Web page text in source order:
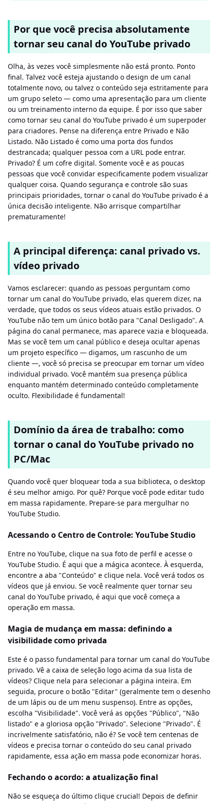
Por que você precisa absolutamente
tornar seu canal do YouTube privado
Olha, às vezes você simplesmente não está pronto. Ponto
final. Talvez você esteja ajustando o design de um canal
totalmente novo, ou talvez o conteúdo seja estritamente para
um grupo seleto — como uma apresentação para um cliente
ou um treinamento interno da equipe. É por isso que saber
como tornar seu canal do YouTube privado é um superpoder
para criadores. Pense na diferença entre Privado e Não
Listado. Não Listado é como uma porta dos fundos
destrancada; qualquer pessoa com a URL pode entrar.
Privado? É um cofre digital. Somente você e as poucas
pessoas que você convidar especificamente podem visualizar
qualquer coisa. Quando segurança e controle são suas
principais prioridades, tornar o canal do YouTube privado é a
única decisão inteligente. Não arrisque compartilhar
prematuramente!
A principal diferença: canal privado vs.
vídeo privado
Vamos esclarecer: quando as pessoas perguntam como
tornar um canal do YouTube privado, elas querem dizer, na
verdade, que todos os seus vídeos atuais estão privados. O
YouTube não tem um único botão para "Canal Desligado". A
página do canal permanece, mas aparece vazia e bloqueada.
Mas se você tem um canal público e deseja ocultar apenas
um projeto específico — digamos, um rascunho de um
cliente —, você só precisa se preocupar em tornar um vídeo
individual privado. Você mantém sua presença pública
enquanto mantém determinado conteúdo completamente
oculto. Flexibilidade é fundamental!
Domínio da área de trabalho: como
tornar o canal do YouTube privado no
PC/Mac
Quando você quer bloquear toda a sua biblioteca, o desktop
é seu melhor amigo. Por quê? Porque você pode editar tudo
em massa rapidamente. Prepare-se para mergulhar no
YouTube Studio.
Acessando o Centro de Controle: YouTube Studio
Entre no YouTube, clique na sua foto de perfil e acesse o
YouTube Studio. É aqui que a mágica acontece. À esquerda,
encontre a aba "Conteúdo" e clique nela. Você verá todos os
vídeos que já enviou. Se você realmente quer tornar seu
canal do YouTube privado, é aqui que você começa a
operação em massa.
Magia de mudança em massa: definindo a
visibilidade como privada
Este é o passo fundamental para tornar um canal do YouTube
privado. Vê a caixa de seleção logo acima da sua lista de
vídeos? Clique nela para selecionar a página inteira. Em
seguida, procure o botão "Editar" (geralmente tem o desenho
de um lápis ou de um menu suspenso). Entre as opções,
escolha "Visibilidade". Você verá as opções "Público", "Não
listado" e a gloriosa opção "Privado". Selecione "Privado". É
incrivelmente satisfatório, não é? Se você tem centenas de
vídeos e precisa tornar o conteúdo do seu canal privado
rapidamente, essa ação em massa pode economizar horas.
Fechando o acordo: a atualização final
Não se esqueça do último clique crucial! Depois de definir